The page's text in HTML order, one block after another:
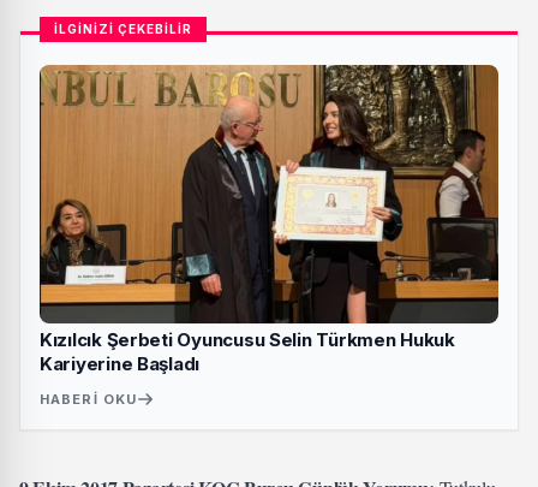
İLGİNİZİ ÇEKEBİLİR
Kızılcık Şerbeti Oyuncusu Selin Türkmen Hukuk
Kariyerine Başladı
HABERI OKU